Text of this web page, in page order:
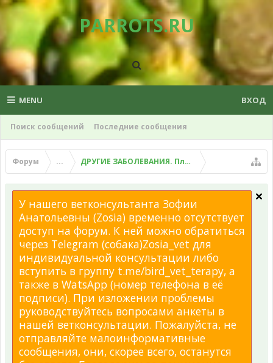
PARROTS.RU
MENU
Поиск сообщений Последние сообщения
ВХОД
Форум ... ДРУГИЕ ЗАБОЛЕВАНИЯ. Плохой помет, рвота и
У нашего ветконсультанта Зофии
Анатольевны (Zosia) временно отсутствует
доступ на форум. К ней можно обратиться
через Telegram (собака)Zosia_vet для
индивидуальной консультации либо
вступить в группу t.me/bird_vet_terapy, а
также в WatsApp (номер телефона в её
подписи). При изложении проблемы
руководствуйтесь вопросами анкеты в
нашей ветконсультации. Пожалуйста, не
отправляйте малоинформативные
сообщения, они, скорее всего, останутся